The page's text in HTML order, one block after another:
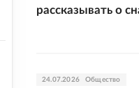
рассказывать о
24.07.2026 Общество